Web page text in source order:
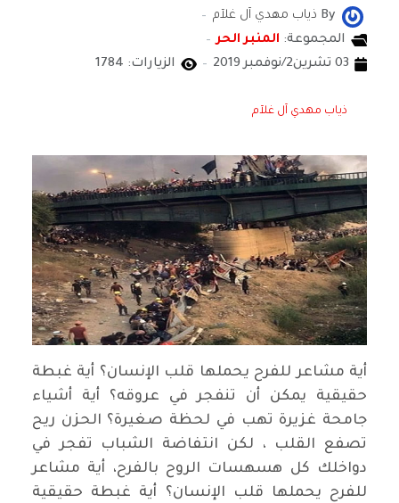
By ذياب مهدي آل غلآم
المجموعة: المنبر الحر
03 تشرين2/نوفمبر 2019
الزيارات: 1784
ذياب مهدي آل غلآم
أية مشاعر للفرح يحملها قلب الإنسان؟ أية غبطة
حقيقية يمكن أن تنفجر في عروقه؟ أية أشياء
جامحة غزيرة تهب في لحظة صغيرة؟ الحزن ريح
تصفع القلب ، لكن انتفاضة الشباب تفجر في
دواخلك كل هسهسات الروح بالفرح، أية مشاعر
للفرح يحملها قلب الإنسان؟ أية غبطة حقيقية